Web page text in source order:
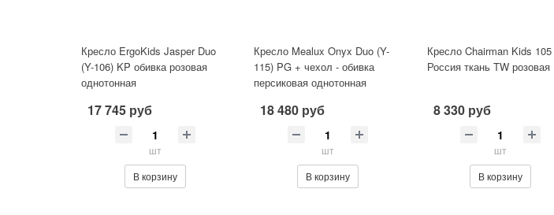
Кресло ErgoKids Jasper Duo
(Y-106) KP обивка розовая
однотонная
17 745 руб
шт
В корзину
Кресло Mealux Onyx Duo (Y-
115) PG + чехол - обивка
персиковая однотонная
18 480 руб
шт
В корзину
Кресло Chairman Kids 105
Россия ткань TW розовая
8 330 руб
шт
В корзину